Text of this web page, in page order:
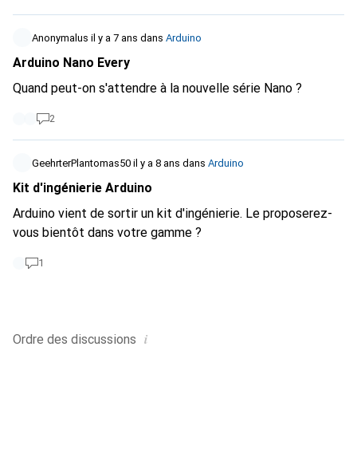
Anonymalus il y a 7 ans dans Arduino
Arduino Nano Every
Quand peut-on s'attendre à la nouvelle série Nano ?
2
GeehrterPlantomas50 il y a 8 ans dans Arduino
Kit d'ingénierie Arduino
Arduino vient de sortir un kit d'ingénierie. Le proposerez-
vous bientôt dans votre gamme ?
1
Ordre des discussions i